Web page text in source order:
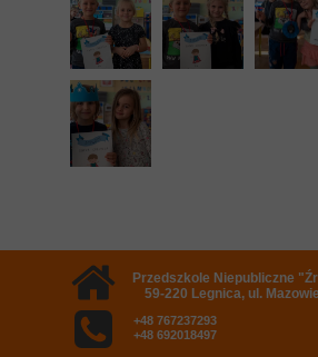
Przedszkole Niepubliczne
59-220 Legnica, ul.
+48 767237293
+48 692018497